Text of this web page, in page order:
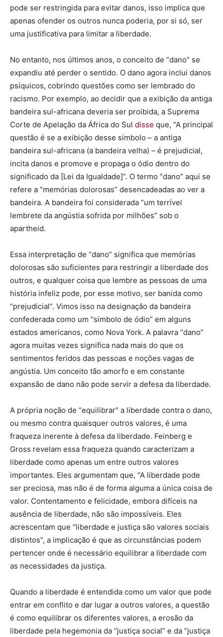
pode ser restringida para evitar danos, isso implica que
apenas ofender os outros nunca poderia, por si só, ser
uma justificativa para limitar a liberdade.
No entanto, nos últimos anos, o conceito de “dano” se
expandiu até perder o sentido. O dano agora inclui danos
psíquicos, cobrindo questões como ser lembrado do
racismo. Por exemplo, ao decidir que a exibição da antiga
bandeira sul-africana deveria ser proibida, a Suprema
Corte de Apelação da África do Sul disse que, “A principal
questão é se a exibição desse símbolo – a antiga
bandeira sul-africana (a bandeira velha) – é prejudicial,
incita danos e promove e propaga o ódio dentro do
significado da [Lei da Igualdade]”. O termo “dano” aqui se
refere a “memórias dolorosas” desencadeadas ao ver a
bandeira. A bandeira foi considerada “um terrível
lembrete da angústia sofrida por milhões” sob o
apartheid.
Essa interpretação de “dano” significa que memórias
dolorosas são suficientes para restringir a liberdade dos
outros, e qualquer coisa que lembre as pessoas de uma
história infeliz pode, por esse motivo, ser banida como
“prejudicial”. Vimos isso na designação da bandeira
confederada como um “símbolo de ódio” em alguns
estados americanos, como Nova York. A palavra “dano”
agora muitas vezes significa nada mais do que os
sentimentos feridos das pessoas e noções vagas de
angústia. Um conceito tão amorfo e em constante
expansão de dano não pode servir a defesa da liberdade.
A própria noção de “equilibrar” a liberdade contra o dano,
ou mesmo contra quaisquer outros valores, é uma
fraqueza inerente à defesa da liberdade. Feinberg e
Gross revelam essa fraqueza quando caracterizam a
liberdade como apenas um entre outros valores
importantes. Eles argumentam que, “A liberdade pode
ser preciosa, mas não é de forma alguma a única coisa de
valor. Contentamento e felicidade, embora difíceis na
ausência de liberdade, não são impossíveis. Eles
acrescentam que “liberdade e justiça são valores sociais
distintos”, a implicação é que as circunstâncias podem
pertencer onde é necessário equilibrar a liberdade com
as necessidades da justiça.
Quando a liberdade é entendida como um valor que pode
entrar em conflito e dar lugar a outros valores, a questão
é como equilibrar os diferentes valores, a erosão da
liberdade pela hegemonia da “justiça social” e da “justiça